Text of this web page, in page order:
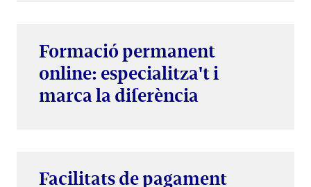
Formació permanent
online: especialitza't i
marca la diferència
Facilitats de pagament